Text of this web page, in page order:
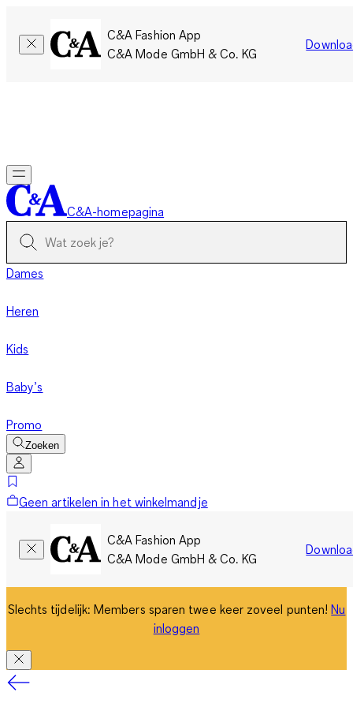
C&A Fashion App
C&A Mode GmbH & Co. KG
C&A-homepagina
Dames
Heren
Kids
Baby’s
Promo
Zoeken
Geen artikelen in het winkelmandje
C&A Fashion App
C&A Mode GmbH & Co. KG
Slechts tijdelijk: Members sparen twee keer zoveel punten!Nu
inloggen